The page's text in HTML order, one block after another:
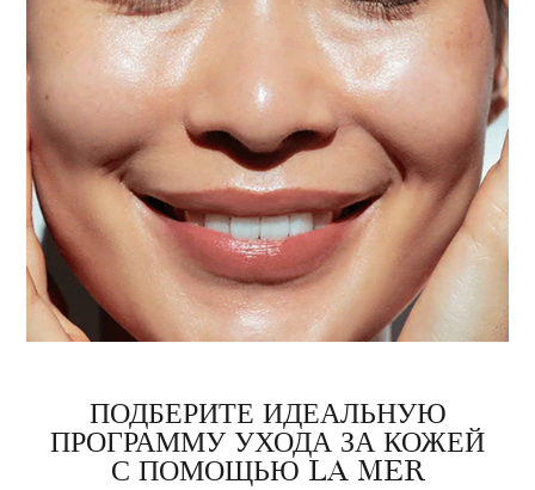
ПОДБЕРИТЕ ИДЕАЛЬНУЮ
ПРОГРАММУ УХОДА ЗА КОЖЕЙ
С ПОМОЩЬЮ LA MER